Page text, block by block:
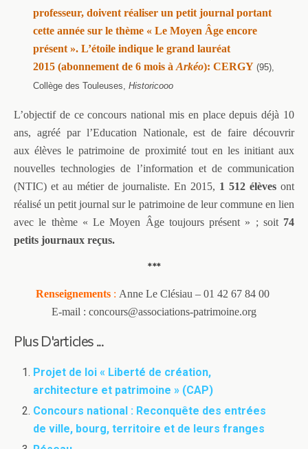
professeur, doivent réaliser un petit journal portant
cette année sur le thème « Le Moyen Âge encore
présent ». L’étoile indique le grand lauréat
2015 (abonnement de 6 mois àArkéo): CERGY (95),
Collège des Touleuses,Historicooo
L’objectif de ce concours national mis en place depuis déjà 10
ans, agréé par l’Education Nationale, est de faire découvrir
aux élèves le patrimoine de proximité tout en les initiant aux
nouvelles technologies de l’information et de communication
(NTIC) et au métier de journaliste. En 2015, 1 512 élèves ont
réalisé un petit journal sur le patrimoine de leur commune en lien
avec le thème « Le Moyen Âge toujours présent » ; soit 74
petits journaux reçus.
***
Renseignements : Anne Le Clésiau – 01 42 67 84 00
E-mail : concours@associations-patrimoine.org
Plus D'articles ...
Projet de loi « Liberté de création,
architecture et patrimoine » (CAP)
Concours national : Reconquête des entrées
de ville, bourg, territoire et de leurs franges